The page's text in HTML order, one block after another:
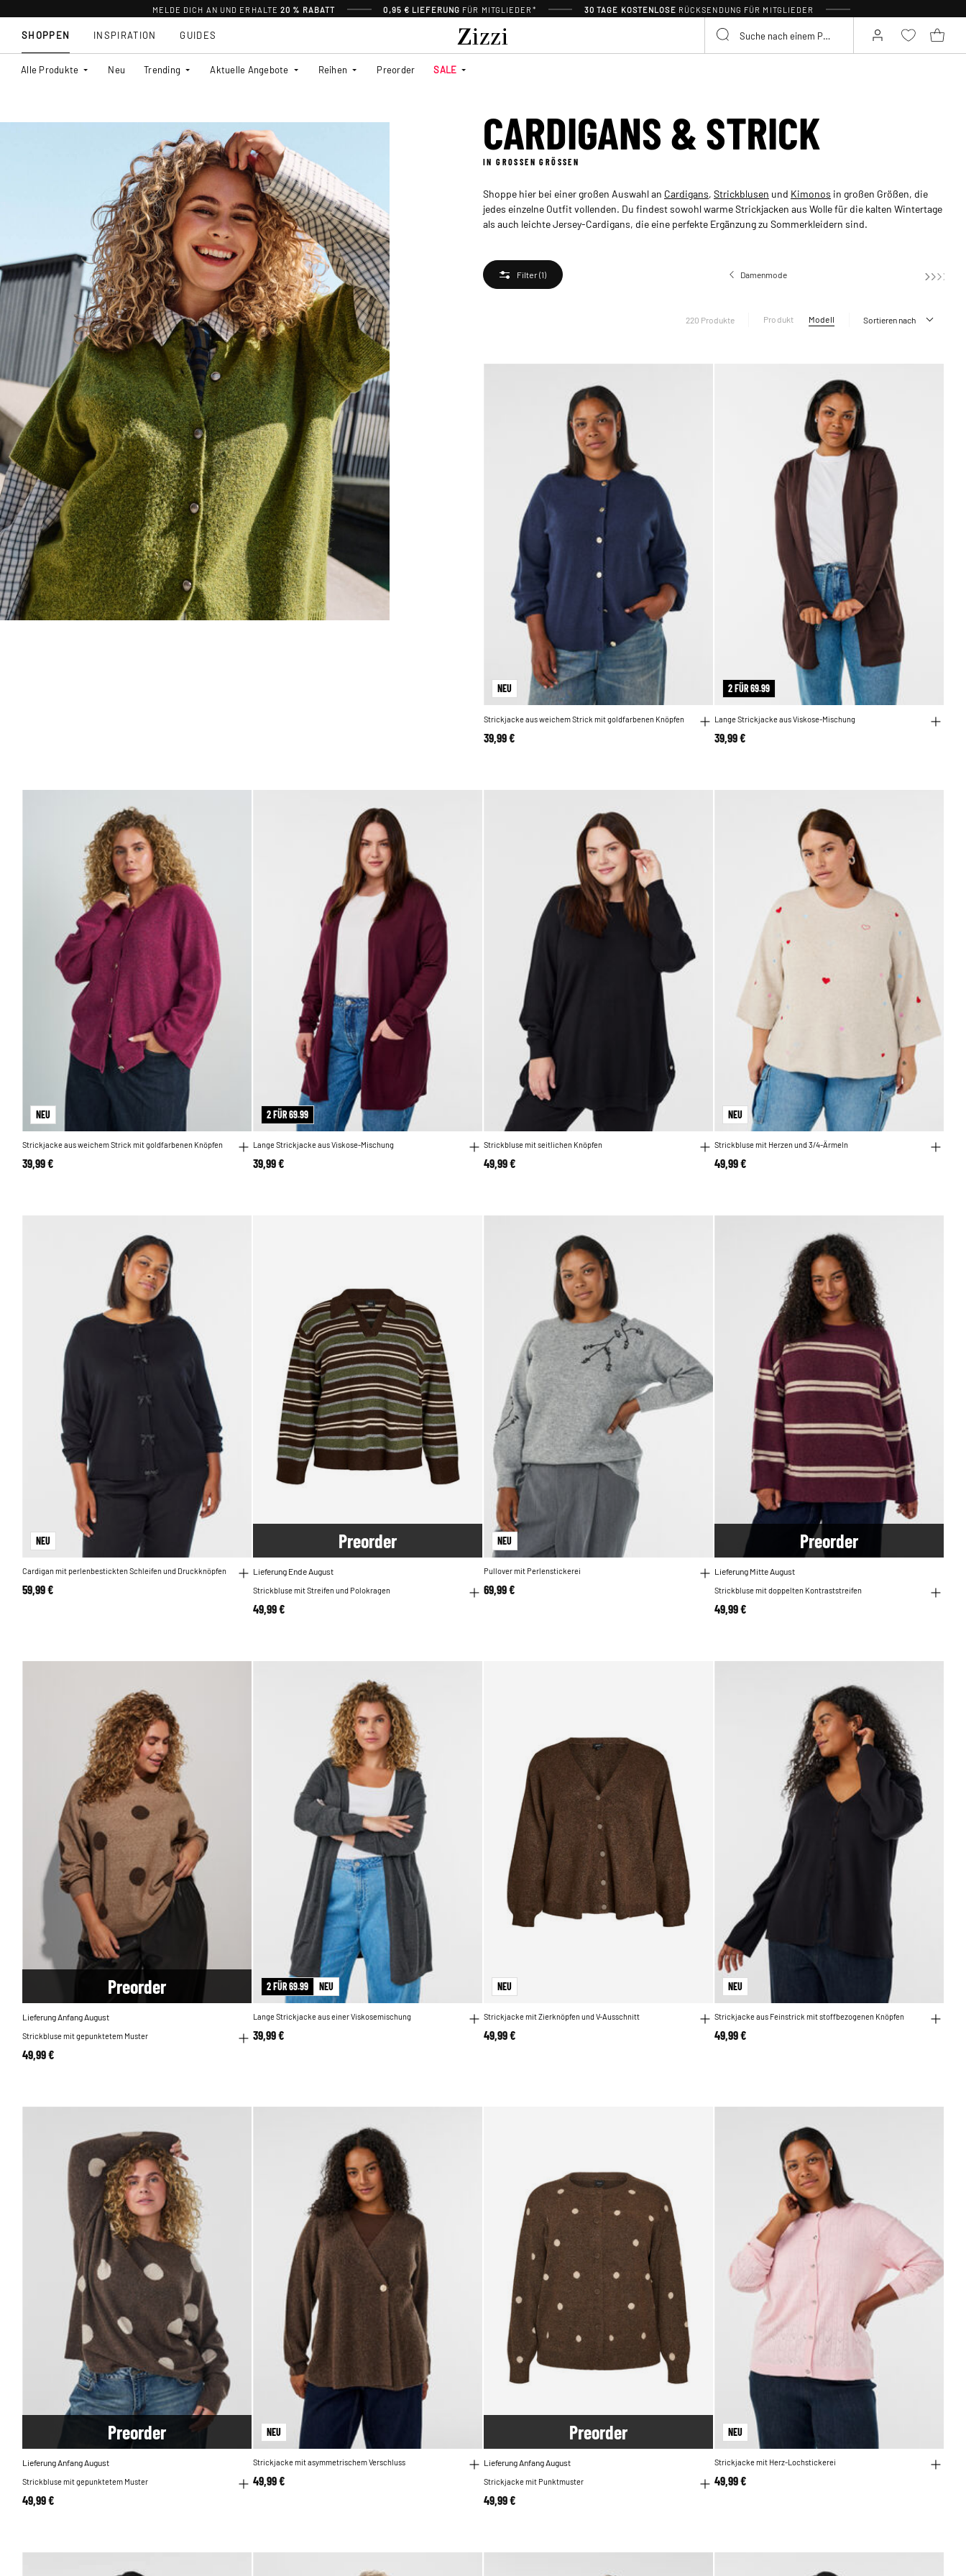
MELDE DICH AN UND ERHALTE20 % RABATT 0,95 € LIEFERUNG FÜR MITGLIEDER* 30 TAGE KOSTENLOSE RÜCKSENDUNG FÜR MITGLIEDER
SHOPPEN
Alle Produkte Neu Trending Aktuelle Angebote Reihen Preorder SALE
INSPIRATION GUIDES
CARDIGANS & STRICK
IN GROSSEN GRÖSSEN
Shoppe hier bei einer großen Auswahl an Cardigans, Strickblusen und Kimonos in großen Größen, die
jedes einzelne Outfit vollenden. Du findest sowohl warme Strickjacken aus Wolle für die kalten Wintertage
als auch leichte Jersey-Cardigans, die eine perfekte Ergänzung zu Sommerkleidern sind.
Filter(1) Damenmode
220 Produkte Produkt Modell Sortieren nach
NEU
Strickjacke aus weichem Strick mit goldfarbenen Knöpfen
39,99 €
2 FÜR 69.99
Lange Strickjacke aus Viskose-Mischung
39,99 €
NEU
Strickjacke aus weichem Strick mit goldfarbenen Knöpfen
39,99 €
2 FÜR 69.99
Lange Strickjacke aus Viskose-Mischung
39,99 €
Strickbluse mit seitlichen Knöpfen
49,99 €
NEU
Strickbluse mit Herzen und 3/4-Ärmeln
49,99 €
NEU
Cardigan mit perlenbestickten Schleifen und Druckknöpfen
59,99 €
Preorder
Lieferung Ende August
Strickbluse mit Streifen und Polokragen
49,99 €
NEU
Pullover mit Perlenstickerei
69,99 €
Preorder
Lieferung Mitte August
Strickbluse mit doppelten Kontraststreifen
49,99 €
Preorder
Lieferung Anfang August
Strickbluse mit gepunktetem Muster
49,99 €
2 FÜR 69.99 NEU
Lange Strickjacke aus einer Viskosemischung
39,99 €
NEU
Strickjacke mit Zierknöpfen und V-Ausschnitt
49,99 €
NEU
Strickjacke aus Feinstrick mit stoffbezogenen Knöpfen
49,99 €
Preorder
Lieferung Anfang August
Strickbluse mit gepunktetem Muster
49,99 €
NEU
Strickjacke mit asymmetrischem Verschluss
49,99 €
Preorder
Lieferung Anfang August
Strickjacke mit Punktmuster
49,99 €
NEU
Strickjacke mit Herz-Lochstickerei
49,99 €